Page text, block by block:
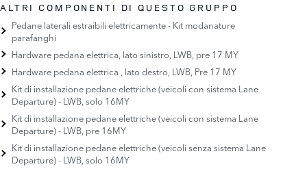
ALTRI COMPONENTI DI QUESTO GRUPPO
Pedane laterali estraibili elettricamente - Kit modanature
parafanghi
Hardware pedana elettrica, lato sinistro, LWB, pre 17 MY
Hardware pedana elettrica , lato destro, LWB, Pre 17 MY
Kit di installazione pedane elettriche (veicoli con sistema Lane
Departure) - LWB, solo 16MY
Kit di installazione pedane elettriche (veicoli con sistema Lane
Departure) - LWB, pre 16MY
Kit di installazione pedane elettriche (veicoli senza sistema Lane
Departure) - LWB, solo 16MY